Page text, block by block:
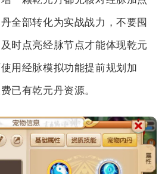
全部转化为实战战力，不要囤
时点亮经脉节点才能体现乾元
用经脉模拟功能提前规划加
已有乾元丹资源。